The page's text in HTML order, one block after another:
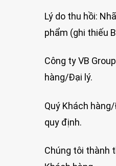
Lý do thu hồi:
phẩm (ghi thiếu
Công ty VB
hàng/Đại lý.
Quý Khách
quy định.
Chúng tôi thành